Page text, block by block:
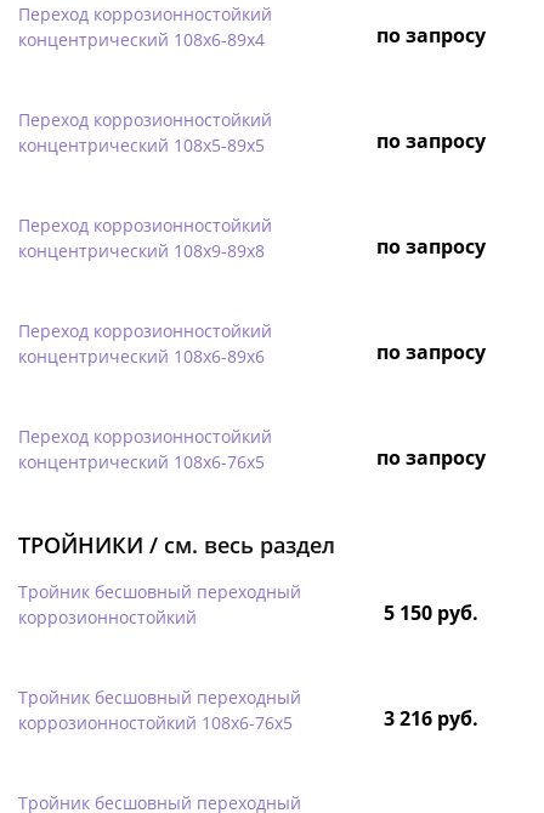
Переход коррозионностойкий
концентрический 108х6-89х4
по запросу
Переход коррозионностойкий
концентрический 108х5-89х5
по запросу
Переход коррозионностойкий
концентрический 108х9-89х8
по запросу
Переход коррозионностойкий
концентрический 108х6-89х6
по запросу
Переход коррозионностойкий
концентрический 108х6-76х5
по запросу
ТРОЙНИКИ / см. весь раздел
Тройник бесшовный переходный
коррозионностойкий
5 150 руб.
Тройник бесшовный переходный
коррозионностойкий 108х6-76х5
3 216 руб.
Тройник бесшовный переходный